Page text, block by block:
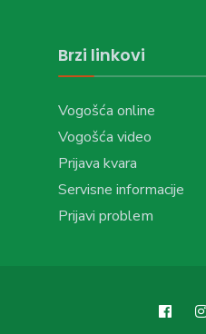
Brzi linkovi
Vogošća online
Vogošća video
Prijava kvara
Servisne informacije
Prijavi problem